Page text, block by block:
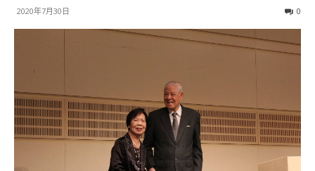
2020年7月30日 0